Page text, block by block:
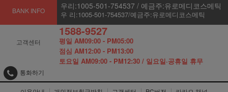
BANK INFO 우리:1005-501-754537 / 예금주:유로메디코스메틱
우 리:1005-501-754537/예금주:유로메디코스메틱
고객센터
1588-9527
평일 AM09:00 - PM05:00
점심 AM12:00 - PM13:00
토요일 AM09:00 - PM12:30 / 일요일·공휴일 휴무
통화하기